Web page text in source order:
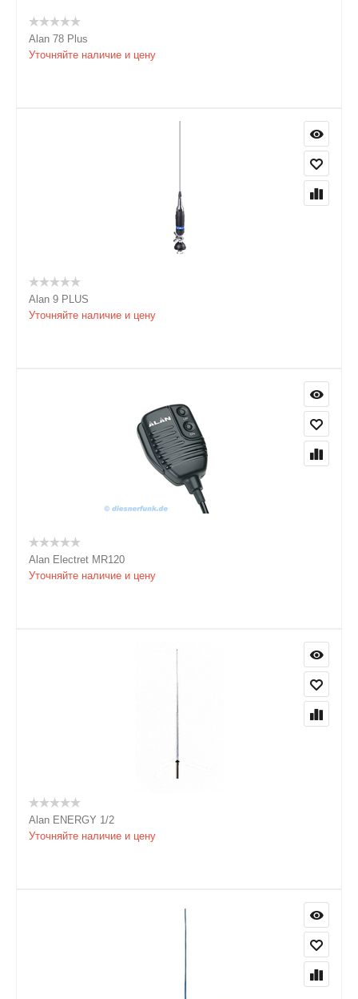
Alan 78 Plus
Уточняйте наличие и цену
Alan 9 PLUS
Уточняйте наличие и цену
Alan Electret MR120
Уточняйте наличие и цену
Alan ENERGY 1/2
Уточняйте наличие и цену